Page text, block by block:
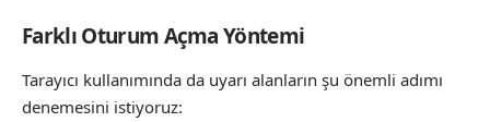
Farklı Oturum Açma Yöntemi
Tarayıcı kullanımında da uyarı alanların şu önemli adımı
denemesini istiyoruz: